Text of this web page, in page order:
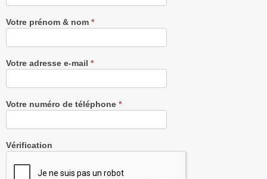
gratuitement
Votre prénom & nom *
Votre adresse e-mail *
Votre numéro de téléphone *
Vérification